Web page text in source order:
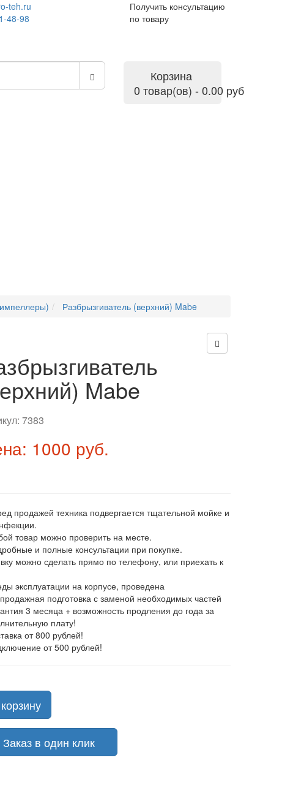
teh.ru
48-98
Получить консультацию
по товару
Корзина
0 товар(ов) - 0.00 руб
Разбрызгиватель (верхний) Mabe
Mabe
7383
1000 руб.
продажей техника подвергается тщательной мойке и
товар можно проверить на месте.
и полные консультации при покупке.
можно сделать прямо по телефону, или приехать к
эксплуатации на корпусе, проведена
подготовка с заменой необходимых частей
3 месяца + возможность продления до года за
плату!
от 800 рублей!
от 500 рублей!
в один клик